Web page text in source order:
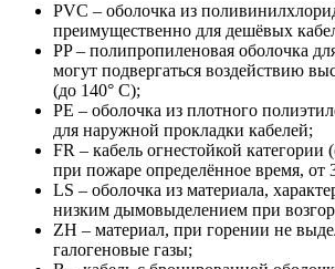
PVC – оболочка из
преимущественно для дешёвых
PP – полипропиленовая оболочка
могут подвергаться воздействию
(до 140° С);
PE – оболочка из плотного
для наружной прокладки кабелей;
FR – кабель огнестойкой категории
при пожаре определённое время, от
LS – оболочка из материала,
низким дымовыделением при
ZH – материал, при горении не
галогеновые газы;